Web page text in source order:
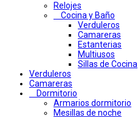
Relojes
Cocina y Baño
Verduleros
Camareras
Estanterias
Multiusos
Sillas de Cocina
Verduleros
Camareras
Dormitorio
Armarios dormitorio
Mesillas de noche